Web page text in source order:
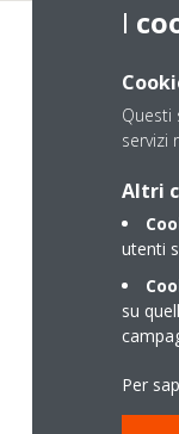
Via
I
Questi
servizi
Altri
utenti
su
Per